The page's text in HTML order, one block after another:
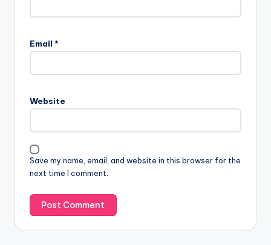
Email *
Website
Save my name, email, and website in this browser for the
next time I comment.